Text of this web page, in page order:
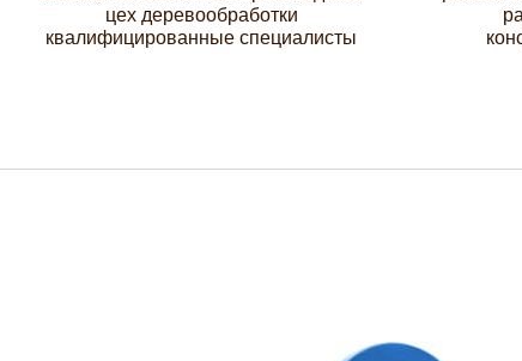
цех деревообработки
квалифицированные специалисты